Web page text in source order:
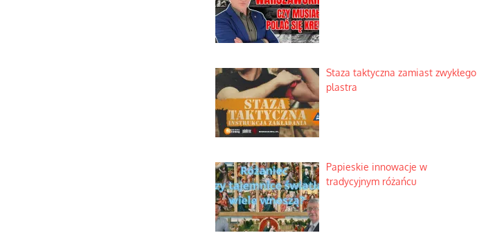
Staza taktyczna zamiast zwykłego
plastra
Papieskie innowacje w
tradycyjnym różańcu